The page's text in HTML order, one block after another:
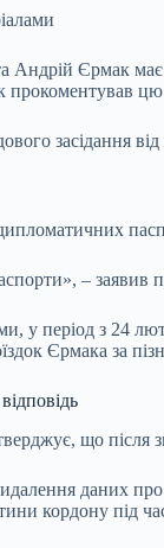
Андрій Єрмак
засідання
– заявив
у період з 24
Єрмака за
що після
даних про
кордону під